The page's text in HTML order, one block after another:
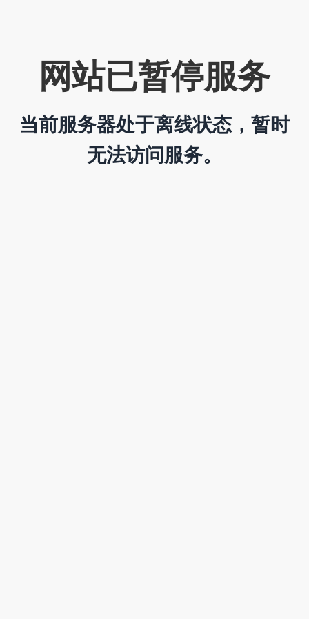
网站已暂停服务
当前服务器处于离线状态，暂时
无法访问服务。